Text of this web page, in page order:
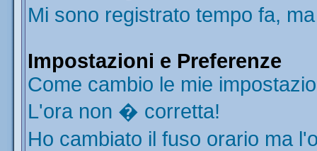
Mi sono registrato tempo fa,
Impostazioni e Preferenze
Come cambio le mie
L'ora non � corretta!
Ho cambiato il fuso orario ma